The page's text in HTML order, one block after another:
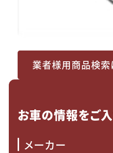
業者様用商品検索
お車の情報をご
メーカー